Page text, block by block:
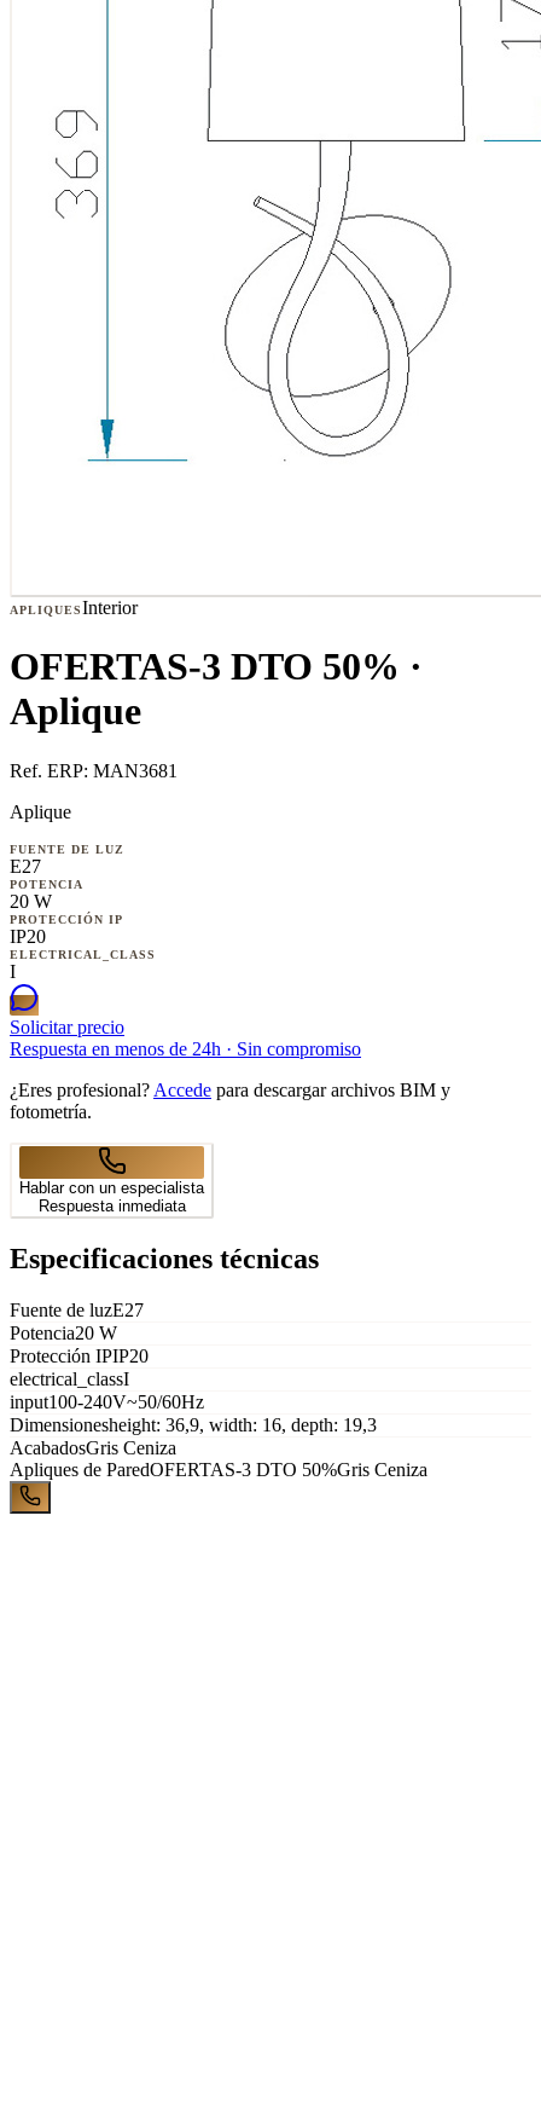
APLIQUESInterior
OFERTAS-3 DTO 50% ·
Aplique
Ref. ERP: MAN3681
Aplique
FUENTE DE LUZ
E27
POTENCIA
20 W
PROTECCIÓN IP
IP20
ELECTRICAL_CLASS
I
Solicitar precio
Respuesta en menos de 24h · Sin compromiso
¿Eres profesional? Accede para descargar archivos BIM y
fotometría.
Hablar con un especialista
Respuesta inmediata
Especificaciones técnicas
Fuente de luzE27
Potencia20 W
Protección IPIP20
electrical_classI
input100-240V~50/60Hz
Dimensionesheight: 36,9, width: 16, depth: 19,3
AcabadosGris Ceniza
Apliques de ParedOFERTAS-3 DTO 50%Gris Ceniza